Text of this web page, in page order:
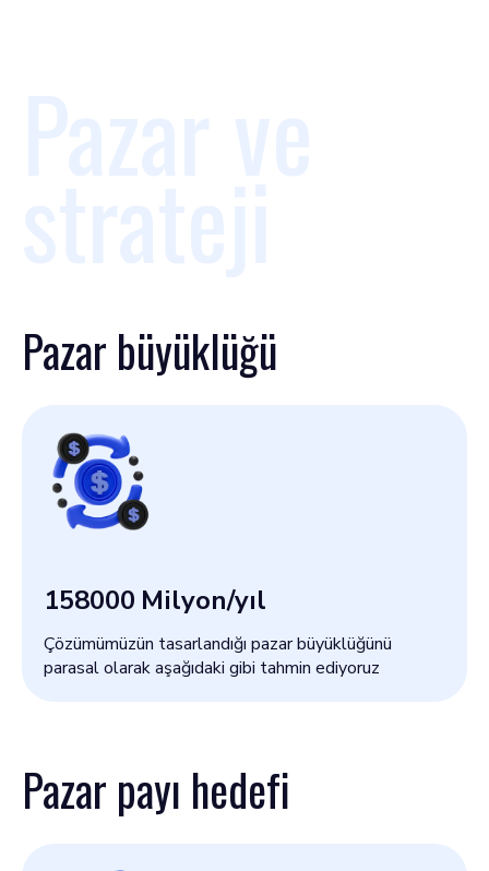
Pazar büyüklüğü
158000 Milyon/yıl
Çözümümüzün tasarlandığı pazar büyüklüğünü
parasal olarak aşağıdaki gibi tahmin ediyoruz
Pazar payı hedefi